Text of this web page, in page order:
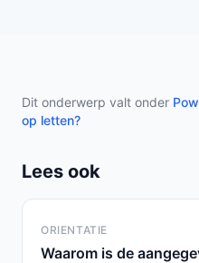
Dit onderwerp valt onder
op letten?
Lees ook
ORIENTATIE
Waarom is de